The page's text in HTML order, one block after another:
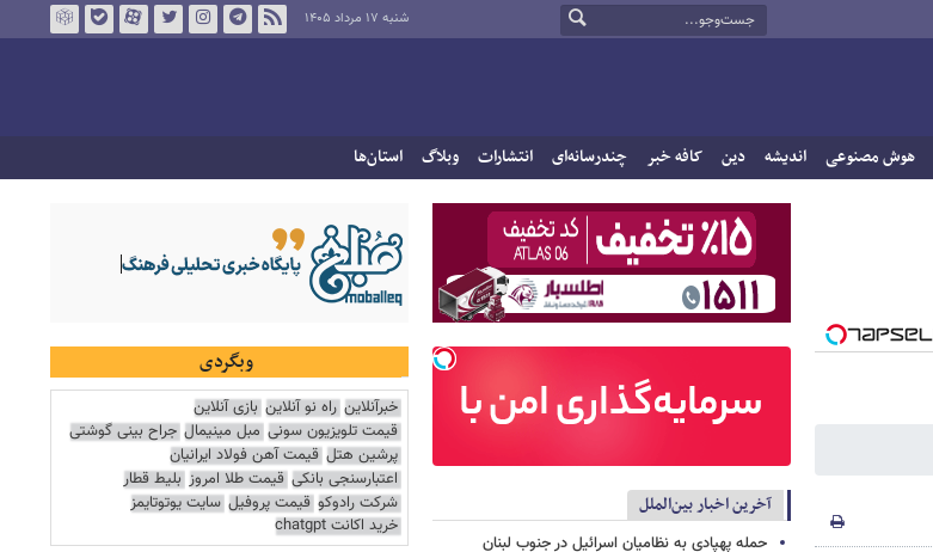
شنبه ۱۷ مرداد ۱۴۰۵
هوش مصنوعی اندیشه دین کافه خبر چندرسانه‌ای انتشارات وبلاگ استان‌ها
آخرین اخبار بین‌الملل
حمله پهپادی به نظامیان اسرائیل در جنوب لبنان
وبگردی
خبرآنلاین راه نو آنلاین بازی آنلاین
قیمت تلویزیون سونی مبل مینیمال جراح بینی گوشتی
پرشین هتل قیمت آهن فولاد ایرانیان
اعتبارسنجی بانکی قیمت طلا امروز بلیط قطار
شرکت رادوکو قیمت پروفیل سایت یوتوتایمز
خرید اکانت chatgpt